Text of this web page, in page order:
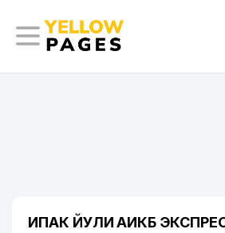
ИПАК ЙУЛИ АИКБ